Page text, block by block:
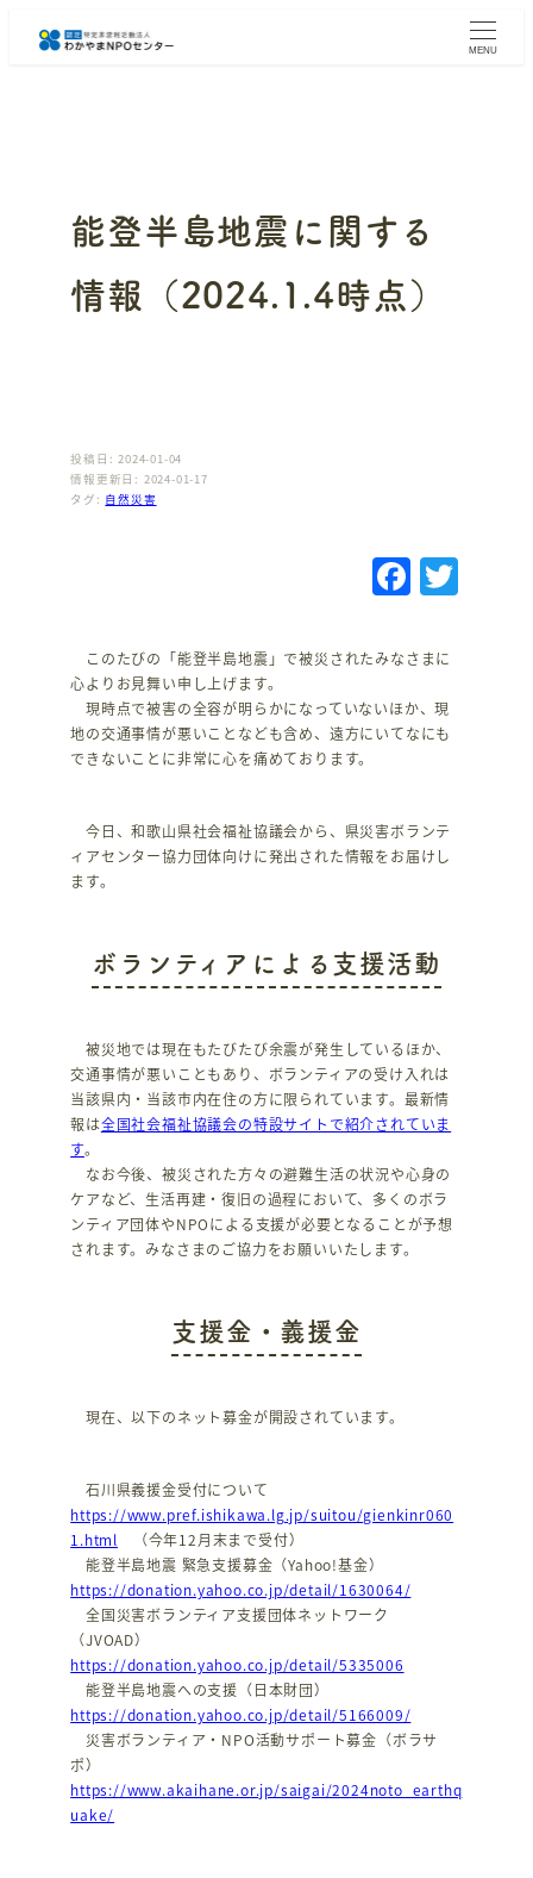
MENU
能登半島地震に関する
情報（2024.1.4時点）
投稿日: 2024-01-04
情報更新日: 2024-01-17
タグ: 自然災害
F
a
c
e
b
k
T
このたびの「能登半島地震」で被災されたみなさまに
心よりお見舞い申し上げます。
現時点で被害の全容が明らかになっていないほか、現
地の交通事情が悪いことなども含め、遠方にいてなにも
できないことに非常に心を痛めております。
今日、和歌山県社会福祉協議会から、県災害ボランテ
ィアセンター協力団体向けに発出された情報をお届けし
ます。
ボランティアによる支援活動
被災地では現在もたびたび余震が発生しているほか、
交通事情が悪いこともあり、ボランティアの受け入れは
当該県内・当該市内在住の方に限られています。最新情
報は全国社会福祉協議会の特設サイトで紹介されていま
す。
なお今後、被災された方々の避難生活の状況や心身の
ケアなど、生活再建・復旧の過程において、多くのボラ
ンティア団体やNPOによる支援が必要となることが予想
されます。みなさまのご協力をお願いいたします。
支援金・義援金
現在、以下のネット募金が開設されています。
石川県義援金受付について
https://www.pref.ishikawa.lg.jp/suitou/gienkinr060
1.html （今年12月末まで受付）
能登半島地震 緊急支援募金（Yahoo!基金）
https://donation.yahoo.co.jp/detail/1630064/
全国災害ボランティア支援団体ネットワーク
（JVOAD）
https://donation.yahoo.co.jp/detail/5335006
能登半島地震への支援（日本財団）
https://donation.yahoo.co.jp/detail/5166009/
災害ボランティア・NPO活動サポート募金（ボラサ
ポ）
https://www.akaihane.or.jp/saigai/2024noto_earthq
uake/